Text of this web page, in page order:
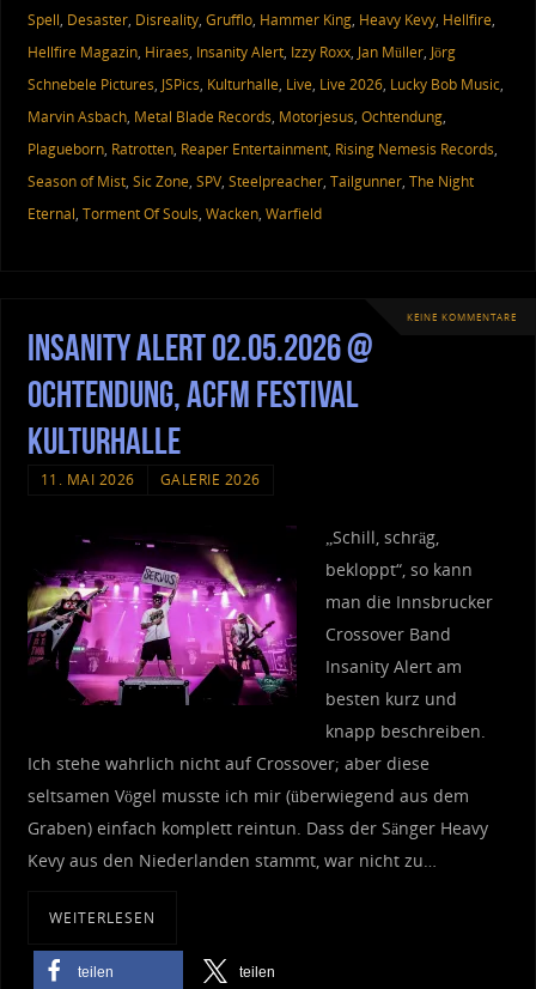
Spell, Desaster, Disreality, Grufflo, Hammer King, Heavy Kevy, Hellfire,
Hellfire Magazin, Hiraes, Insanity Alert, Izzy Roxx, Jan Müller, Jörg
Schnebele Pictures, JSPics, Kulturhalle, Live, Live 2026, Lucky Bob Music,
Marvin Asbach, Metal Blade Records, Motorjesus, Ochtendung,
Plagueborn, Ratrotten, Reaper Entertainment, Rising Nemesis Records,
Season of Mist, Sic Zone, SPV, Steelpreacher, Tailgunner, The Night
Eternal, Torment Of Souls, Wacken, Warfield
KEINE KOMMENTARE
Insanity Alert 02.05.2026 @
Ochtendung, ACFM Festival
Kulturhalle
11. MAI 2026 GALERIE 2026
„Schill, schräg,
bekloppt“, so kann
man die Innsbrucker
Crossover Band
Insanity Alert am
besten kurz und
knapp beschreiben.
Ich stehe wahrlich nicht auf Crossover; aber diese
seltsamen Vögel musste ich mir (überwiegend aus dem
Graben) einfach komplett reintun. Dass der Sänger Heavy
Kevy aus den Niederlanden stammt, war nicht zu…
WEITERLESEN
teilen teilen